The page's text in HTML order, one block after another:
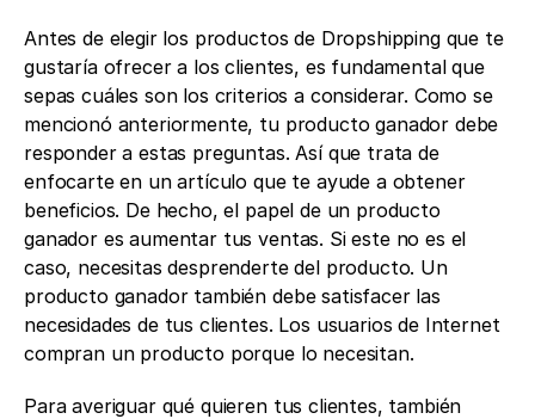
Antes de elegir los productos de Dropshipping que te
gustaría ofrecer a los clientes, es fundamental que
sepas cuáles son los criterios a considerar. Como se
mencionó anteriormente, tu producto ganador debe
responder a estas preguntas. Así que trata de
enfocarte en un artículo que te ayude a obtener
beneficios. De hecho, el papel de un producto
ganador es aumentar tus ventas. Si este no es el
caso, necesitas desprenderte del producto. Un
producto ganador también debe satisfacer las
necesidades de tus clientes. Los usuarios de Internet
compran un producto porque lo necesitan.
Para averiguar qué quieren tus clientes, también